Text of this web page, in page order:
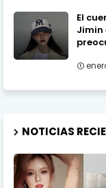
El
Jimin
NOTICIAS